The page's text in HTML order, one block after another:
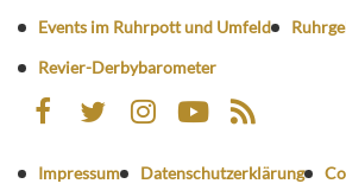
Events im Ruhrpott und Umfeld
Revier-Derbybarometer
Impressum Datenschutzerklärung